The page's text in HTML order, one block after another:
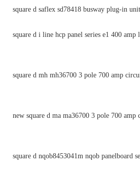
square d saflex sd78418 busway plug-in
square d i line hcp panel series e1 400
square d mh mh36700 3 pole 700 amp
new square d ma ma36700 3 pole 700 amp
square d nqob8453041m nqob panelboard